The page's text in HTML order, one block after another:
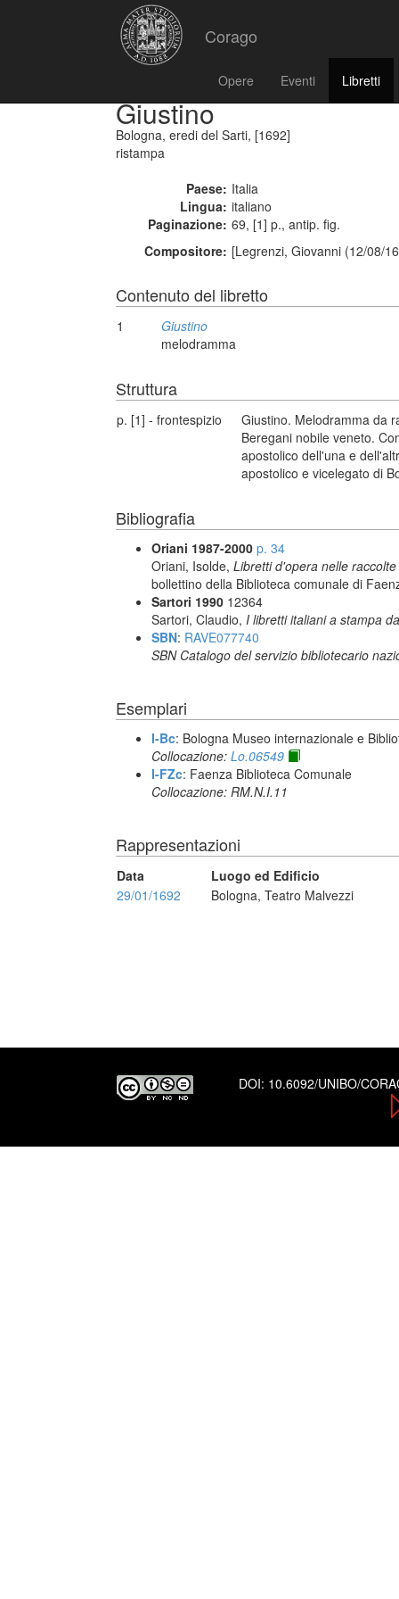
Corago
Opere Eventi Libretti
Giustino
Bologna, eredi del Sarti, [1692]
ristampa
Paese: Italia
Lingua: italiano
Paginazione: 69, [1] p., antip. fig.
Compositore: [Legrenzi, Giovanni (12/08/
Contenuto del libretto
1
Giustino
melodramma
Struttura
p. [1] - frontespizio
Giustino. Melodramma da
Beregani nobile veneto.
apostolico dell'una e
apostolico e vicelegato di
Bibliografia
Oriani 1987-2000 p. 34
Oriani, Isolde, Libretti d'opera nelle
bollettino della Biblioteca comunale di
Sartori 1990 12364
Sartori, Claudio, I libretti italiani a stampa
SBN: RAVE077740
SBN Catalogo del servizio bibliotecario
Esemplari
I-Bc: Bologna Museo internazionale e
Collocazione: Lo.06549
I-FZc: Faenza Biblioteca Comunale
Collocazione: RM.N.I.11
Rappresentazioni
Data
Luogo ed Edificio
29/01/1692
Bologna, Teatro Malvezzi
DOI: 10.6092/UNIBO/